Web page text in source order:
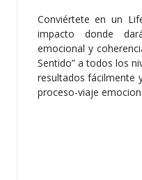
Conviértete en un
impacto donde
emocional y
Sentido” a todos los
resultados fácilmente
proceso-viaje